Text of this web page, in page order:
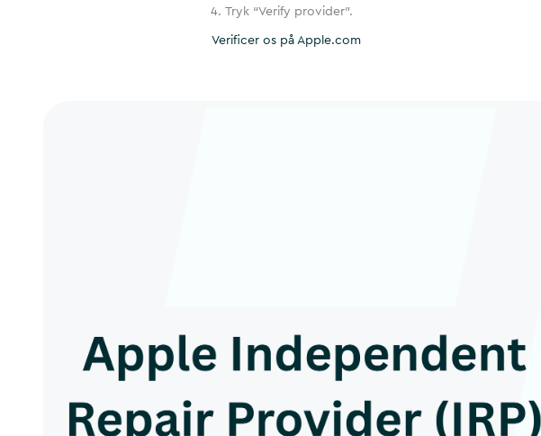
Tryk “Verify provider”.
Verificer os på Apple.com